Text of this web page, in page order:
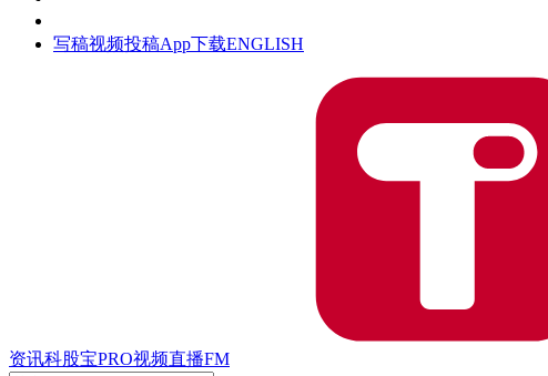
写稿视频投稿App下载ENGLISH
资讯科股宝PRO视频直播FM